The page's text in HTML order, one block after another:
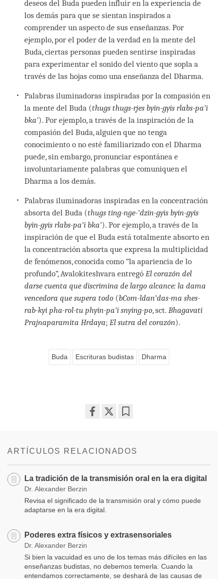
deseos del Buda pueden influir en la experiencia de
los demás para que se sientan inspirados a
comprender un aspecto de sus enseñanzas. Por
ejemplo, por el poder de la verdad en la mente del
Buda, ciertas personas pueden sentirse inspiradas
para experimentar el sonido del viento que sopla a
través de las hojas como una enseñanza del Dharma.
Palabras iluminadoras inspiradas por la compasión en
la mente del Buda (thugs thugs-rjes byin-gyis rlabs-pa’i
bka’). Por ejemplo, a través de la inspiración de la
compasión del Buda, alguien que no tenga
conocimiento o no esté familiarizado con el Dharma
puede, sin embargo, pronunciar espontánea e
involuntariamente palabras que comuniquen el
Dharma a los demás.
Palabras iluminadoras inspiradas en la concentración
absorta del Buda (thugs ting-nge-‘dzin-gyis byin-gyis
byin-gyis rlabs-pa’i bka’). Por ejemplo, a través de la
inspiración de que el Buda está totalmente absorto en
la concentración absorta que expresa la multiplicidad
de fenómenos, conocida como “la apariencia de lo
profundo”, Avalokiteshvara entregó El corazón del
darse cuenta que discrimina de largo alcance: la dama
vencedora que supera todo (bCom-ldan’das-ma shes-
rab-kyi pha-rol-tu phyin-pa’i snying-po, sct. Bhagavati
Prajnaparamita Hrdaya; El sutra del corazón).
Buda Escrituras budistas Dharma
ARTÍCULOS RELACIONADOS
La tradición de la transmisión oral en la era digital
Dr. Alexander Berzin
Revisa el significado de la transmisión oral y cómo puede
adaptarse en la era digital.
Poderes extra físicos y extrasensoriales
Dr. Alexander Berzin
Si bien la vacuidad es uno de los temas más difíciles en las
enseñanzas budistas, no debemos temerla. Cuando la
entendamos correctamente, se deshará de las causas de